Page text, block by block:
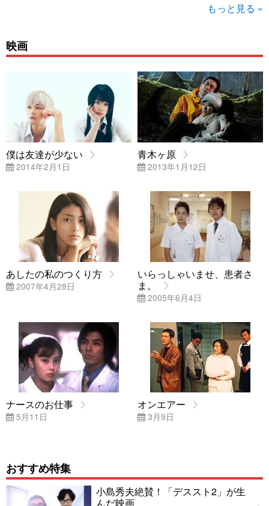
もっと見る »
映画
僕は友達が少ない
2014年2月1日
青木ヶ原
2013年1月12日
あしたの私のつくり方
2007年4月28日
いらっしゃいませ、患者さ
ま。
2005年6月4日
ナースのお仕事
5月11日
オンエアー
3月9日
おすすめ特集
小島秀夫絶賛！「デススト2」が生
んだ映画